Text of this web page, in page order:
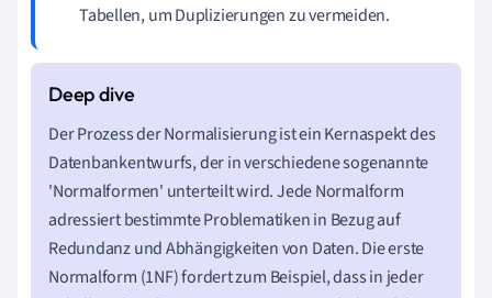
Tabellen, um Duplizierungen zu vermeiden.
Der Prozess der Normalisierung ist ein Kernaspekt des
Datenbankentwurfs, der in verschiedene sogenannte
'Normalformen' unterteilt wird. Jede Normalform
adressiert bestimmte Problematiken in Bezug auf
Redundanz und Abhängigkeiten von Daten. Die erste
Normalform (1NF) fordert zum Beispiel, dass in jeder